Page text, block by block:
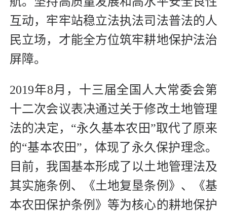
互动，牢牢站稳立法执法司法普法的人
民立场，才能全方位筑牢耕地保护法治
屏障。
2019年8月，十三届全国人大常委会第
十二次会议表决通过关于修改土地管理
法的决定，“永久基本农田”取代了原来
的“基本农田”，体现了永久保护理念。
目前，我国基本形成了以土地管理法及
其实施条例、《土地复垦条例》、《基
本农田保护条例》等为核心的耕地保护